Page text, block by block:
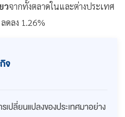
วจากทั้งตลาดในและต่างประเทศ
ดลง 1.26%
จ
ปลี่ยนแปลงของประเทศมาอย่าง